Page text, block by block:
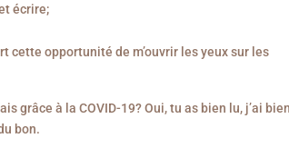
écrire;
cette opportunité de m’ouvrir les yeux sur les
grâce à la COVID-19? Oui, tu as bien lu, j’ai
bon.